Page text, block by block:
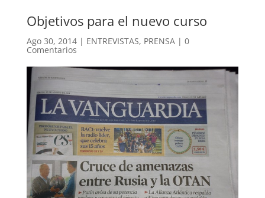
Objetivos para el nuevo curso
Ago 30, 2014| ENTREVISTAS, PRENSA| 0
Comentarios